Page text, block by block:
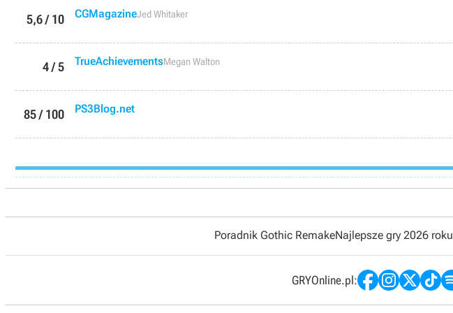
5,6 / 10 CGMagazineJed Whitaker
4 / 5 TrueAchievementsMegan Walton
85 / 100 PS3Blog.net
Poradnik Gothic RemakeNajlepsze gry 2026 roku
GRYOnline.pl: